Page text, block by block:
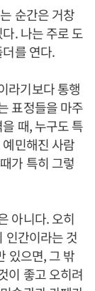
순간은 거창
. 나는 주로 도
를 연다.
라기보다 통행
표정들을 마주
때, 누구도 특
민해진 사람
가 특히 그렇
아니다. 오히
인간이라는 것
있으면, 그 밖
이 좋고 오히려